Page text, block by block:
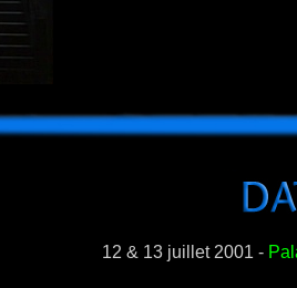
12 & 13 juillet 2001 -